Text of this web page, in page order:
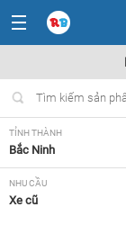
TỈNH THÀNH
Bắc Ninh
NHU CẦU
Xe cũ